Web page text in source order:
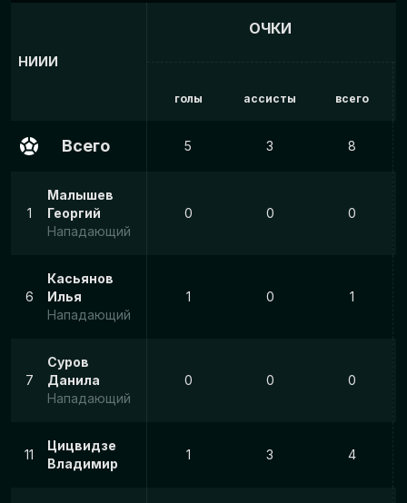
НИИИ
ОЧКИ
голы ассисты всего
Всего 5 3 8
1
Малышев
Георгий
Нападающий
0 0 0
6
Касьянов
Илья
Нападающий
1 0 1
7
Суров
Данила
Нападающий
0 0 0
11
Цицвидзе
Владимир
1 3 4